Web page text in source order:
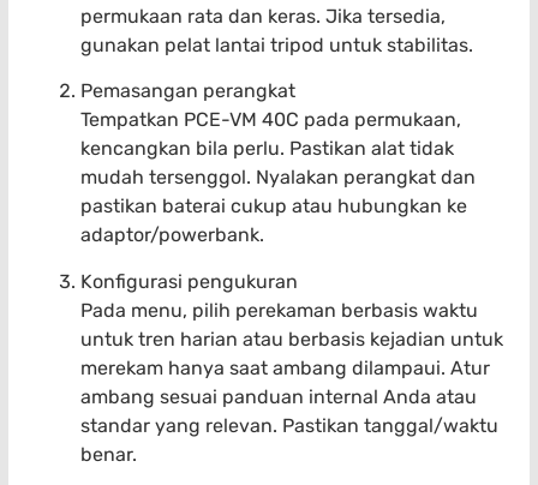
permukaan rata dan keras. Jika tersedia,
gunakan pelat lantai tripod untuk stabilitas.
Pemasangan perangkat
Tempatkan PCE-VM 40C pada permukaan,
kencangkan bila perlu. Pastikan alat tidak
mudah tersenggol. Nyalakan perangkat dan
pastikan baterai cukup atau hubungkan ke
adaptor/powerbank.
Konfigurasi pengukuran
Pada menu, pilih perekaman berbasis waktu
untuk tren harian atau berbasis kejadian untuk
merekam hanya saat ambang dilampaui. Atur
ambang sesuai panduan internal Anda atau
standar yang relevan. Pastikan tanggal/waktu
benar.